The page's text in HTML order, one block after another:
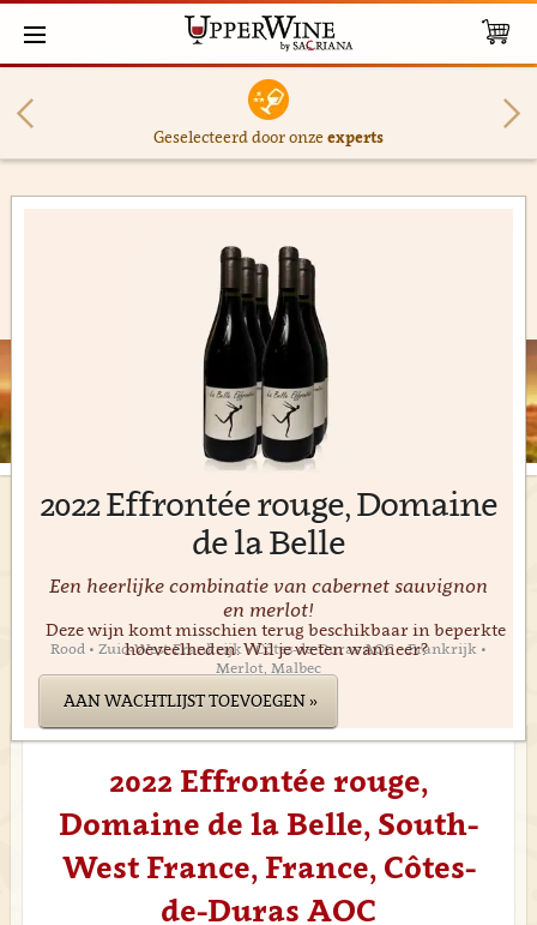
Geselecteerd door onzeexperts
2022 Effrontée rouge, Domaine
de la Belle
Een heerlijke combinatie van cabernet sauvignon
en merlot!
Rood • Zuid-West Frankrijk • Côtes-de-Duras AOC • Frankrijk •
Merlot, Malbec
Deze wijn komt misschien terug beschikbaar in beperkte
hoeveelheden. Wil je weten wanneer?
AAN WACHTLIJST TOEVOEGEN »
2022 Effrontée rouge,
Domaine de la Belle, South-
West France, France, Côtes-
de-Duras AOC